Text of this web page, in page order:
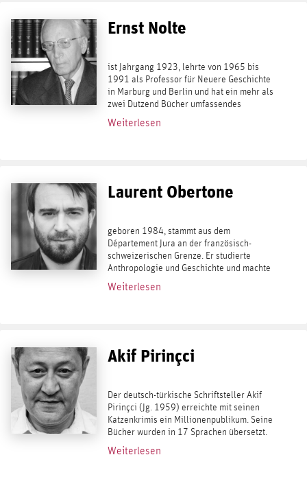
Ernst Nolte
ist Jahrgang 1923, lehrte von 1965 bis
1991 als Professor für Neuere Geschichte
in Marburg und Berlin und hat ein mehr als
zwei Dutzend Bücher umfassendes
Lebenswerk vorgelegt. Er gilt als einer der
bedeutendsten Geschichtsdenker der
Weiterlesen
Laurent Obertone
geboren 1984, stammt aus dem
Département Jura an der französisch-
schweizerischen Grenze. Er studierte
Anthropologie und Geschichte und machte
seinen Abschluß an der École supériere de
journalisme im nordfranzösischen Lille.
Weiterlesen
Akif Pirinçci
Der deutsch-türkische Schriftsteller Akif
Pirinçci (Jg. 1959) erreichte mit seinen
Katzenkrimis ein Millionenpublikum. Seine
Bücher wurden in 17 Sprachen übersetzt.
2014 legte er den Bestseller Deutschland
von Sinnen (2014) vor –...
Weiterlesen